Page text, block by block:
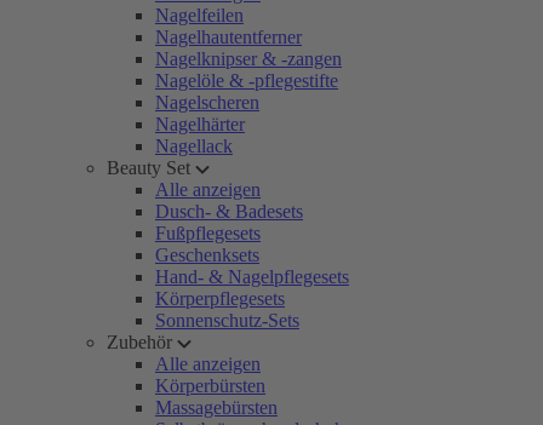
Nagelfeilen
Nagelhautentferner
Nagelknipser & -zangen
Nagelöle & -pflegestifte
Nagelscheren
Nagelhärter
Nagellack
Beauty Set
Alle anzeigen
Dusch- & Badesets
Fußpflegesets
Geschenksets
Hand- & Nagelpflegesets
Körperpflegesets
Sonnenschutz-Sets
Zubehör
Alle anzeigen
Körperbürsten
Massagebürsten